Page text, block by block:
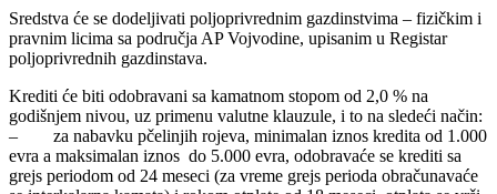
Sredstva će se dodeljivati poljoprivrednim gazdinstvima – fizičkim i
pravnim licima sa područja AP Vojvodine, upisanim u Registar
poljoprivrednih gazdinstava.
Krediti će biti odobravani sa kamatnom stopom od 2,0 % na
godišnjem nivou, uz primenu valutne klauzule, i to na sledeći način:
– za nabavku pčelinjih rojeva, minimalan iznos kredita od 1.000
evra a maksimalan iznos do 5.000 evra, odobravaće se krediti sa
grejs periodom od 24 meseci (za vreme grejs perioda obračunavaće